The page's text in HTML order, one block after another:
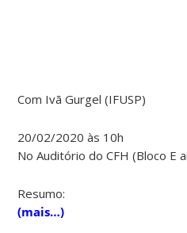
Com Ivã Gurgel (IFUSP)
20/02/2020 às 10h
No Auditório do CFH (Bloco E
Resumo:
(mais…)